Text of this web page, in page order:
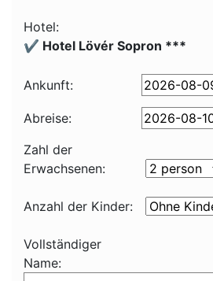
Hotel:
✔️ Hotel Lövér Sopron ***
Ankunft:
Abreise:
Zahl der
Erwachsenen:
Anzahl der Kinder:
Vollständiger
Name: